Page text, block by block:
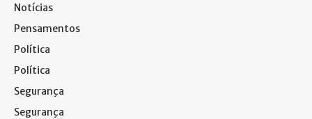
Notícias
Pensamentos
Política
Política
Segurança
Segurança